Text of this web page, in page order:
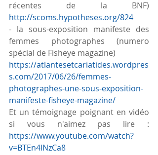
http://scoms.hypotheses.org/824
- la sous-exposition manifeste des
femmes photographes (numero
spécial de Fisheye magazine)
https://atlantesetcariatides.wordpres
s.com/2017/06/26/femmes-
photographes-une-sous-exposition-
manifeste-fisheye-magazine/
Et un témoignage poignant en vidéo
https://www.youtube.com/watch?
v=BTEn4lNzCa8